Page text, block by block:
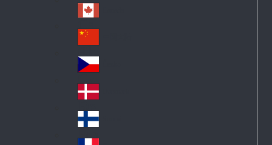
azi
l
Ca
na
da
Ch
ina
Cz
ec
h
De
nm
ark
Fin